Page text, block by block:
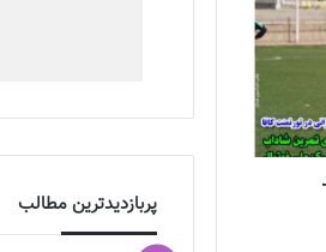
پربازدیدترین مطالب